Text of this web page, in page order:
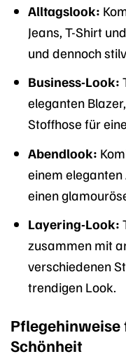
Alltagslook:
Jeans, T-Shirt
und dennoch
Business-Look:
eleganten
Stoffhose für
Abendlook:
einem
einen
Layering-Look:
zusammen mit
verschiedenen
trendigen Look.
Schönheit